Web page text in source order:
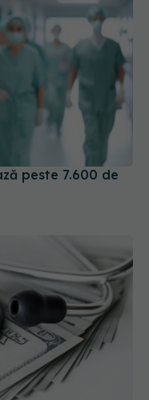
peste 7.600 de